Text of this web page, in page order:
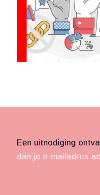
Een uitnodiging
dan je e-mailadres